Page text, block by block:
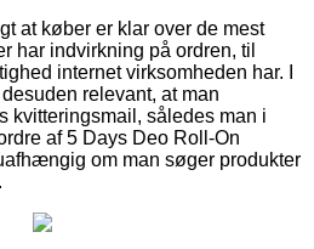
at køber er klar over de mest
har indvirkning på ordren, til
internet virksomheden har. I
relevant, at man
kvitteringsmail, således man i
af 5 Days Deo Roll-On
om man søger produkter